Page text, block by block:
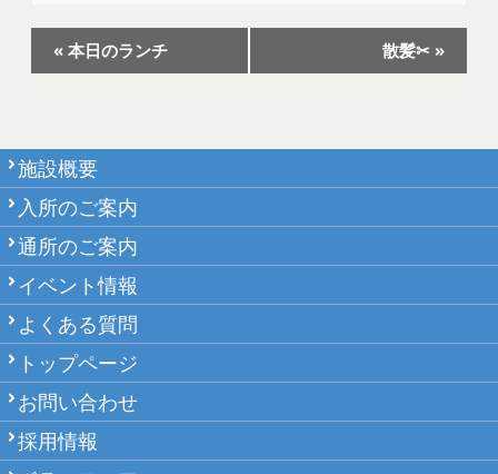
ベ
ナ
ビ
ゲ
ー
シ
ョ
ン
« 本日のランチ 散髪✂ »
施設概要
入所のご案内
通所のご案内
イベント情報
よくある質問
トップページ
お問い合わせ
採用情報